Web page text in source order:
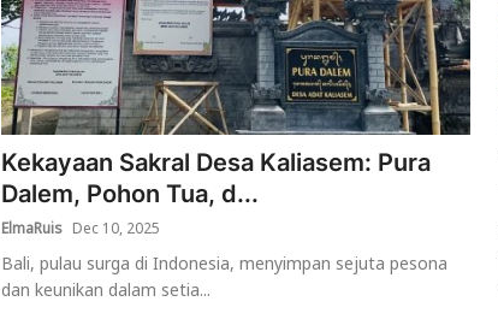
Kekayaan Sakral Desa Kaliasem: Pura
Dalem, Pohon Tua, d...
ElmaRuis Dec 10, 2025
Bali, pulau surga di Indonesia, menyimpan sejuta pesona
dan keunikan dalam setia...